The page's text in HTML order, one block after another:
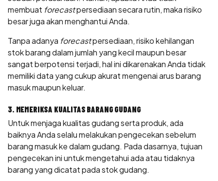
membuat forecastpersediaan secara rutin, maka risiko
besar juga akan menghantui Anda.
Tanpa adanya forecastpersediaan, risiko kehilangan
stok barang dalam jumlah yang kecil maupun besar
sangat berpotensi terjadi, hal ini dikarenakan Anda tidak
memiliki data yang cukup akurat mengenai arus barang
masuk maupun keluar.
3. MEMERIKSA KUALITAS BARANG GUDANG
Untuk menjaga kualitas gudang serta produk, ada
baiknya Anda selalu melakukan pengecekan sebelum
barang masuk ke dalam gudang. Pada dasarnya, tujuan
pengecekan ini untuk mengetahui ada atau tidaknya
barang yang dicatat pada stok gudang.